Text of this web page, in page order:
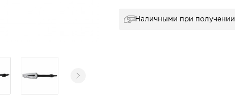
Наличными при получении